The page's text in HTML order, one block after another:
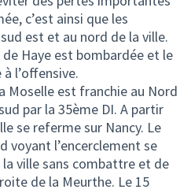
c’est ainsi que les
est et au nord de la ville.
Haye est bombardée et le
l’offensive.
Moselle est franchie au Nord
par la 35ème DI. A partir
se referme sur Nancy. Le
voyant l’encerclement se
la ville sans combattre et de
de la Meurthe. Le 15